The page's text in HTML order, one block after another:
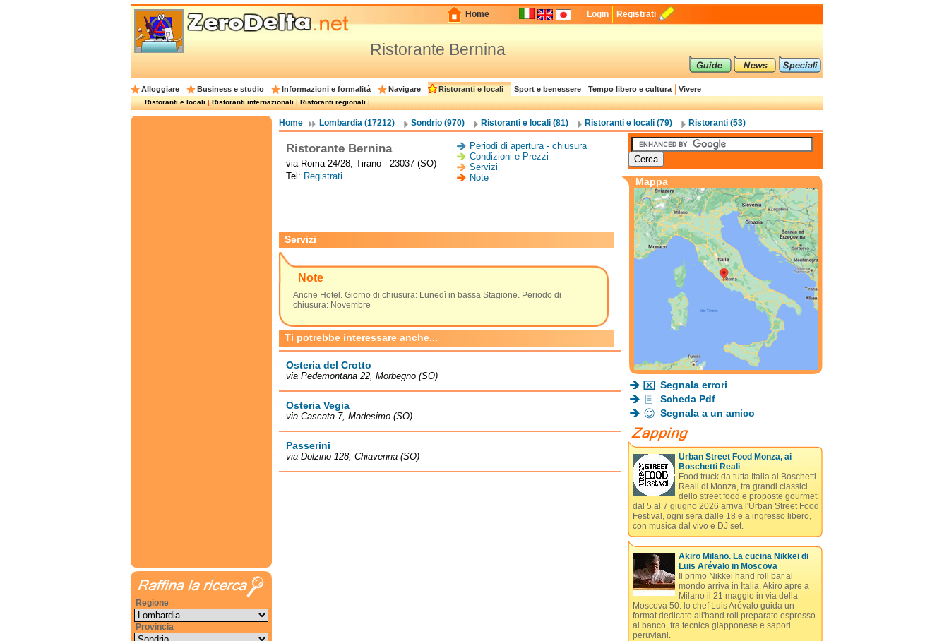
Home Login Registrati
Ristorante Bernina
Alloggiare Business e studio Informazioni e formalità Navigare Ristoranti e locali Sport e benessere Tempo libero e cultura Vivere
Ristoranti e locali|Ristoranti internazionali|Ristoranti regionali|
Home Lombardia (17212) Sondrio (970) Ristoranti e locali (81) Ristoranti e locali (79) Ristoranti (53)
Ristorante Bernina
Periodi di apertura - chiusura
Condizioni e Prezzi
Servizi
Note
via Roma 24/28, Tirano - 23037 (SO)
Tel: Registrati
Servizi
Note
Anche Hotel. Giorno di chiusura: Lunedì in bassa Stagione. Periodo di
chiusura: Novembre
Ti potrebbe interessare anche...
Osteria del Crotto
via Pedemontana 22, Morbegno (SO)
Osteria Vegia
via Cascata 7, Madesimo (SO)
Passerini
via Dolzino 128, Chiavenna (SO)
Mappa
Segnala errori
Scheda Pdf
Segnala a un amico
Urban Street Food Monza, ai
Boschetti Reali
Food truck da tutta Italia ai Boschetti
Reali di Monza, tra grandi classici
dello street food e proposte gourmet:
dal 5 al 7 giugno 2026 arriva l'Urban Street Food
Festival, ogni sera dalle 18 e a ingresso libero,
con musica dal vivo e DJ set.
Akiro Milano. La cucina Nikkei di
Luis Arévalo in Moscova
Il primo Nikkei hand roll bar al
mondo arriva in Italia. Akiro apre a
Milano il 21 maggio in via della
Moscova 50: lo chef Luis Arévalo guida un
format dedicato all'hand roll preparato espresso
al banco, fra tecnica giapponese e sapori
peruviani.
Regione
Provincia